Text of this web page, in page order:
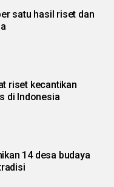
satu hasil riset dan
riset kecantikan
di Indonesia
14 desa budaya